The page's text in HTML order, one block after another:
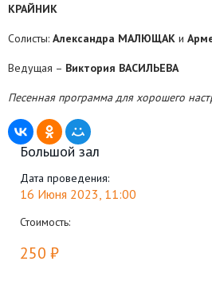
КРАЙНИК
Солисты: Александра МАЛЮЩАК и
Ведущая – Виктория ВАСИЛЬЕВА
Песенная программа для хорошего
Большой зал
Дата проведения:
16 Июня 2023, 11:00
Стоимость:
250 ₽